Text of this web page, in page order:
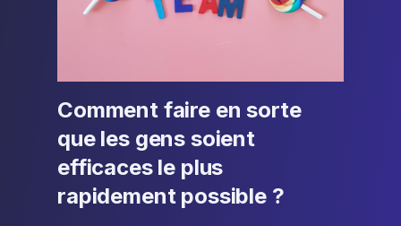
Comment faire en sorte
que les gens soient
efficaces le plus
rapidement possible ?